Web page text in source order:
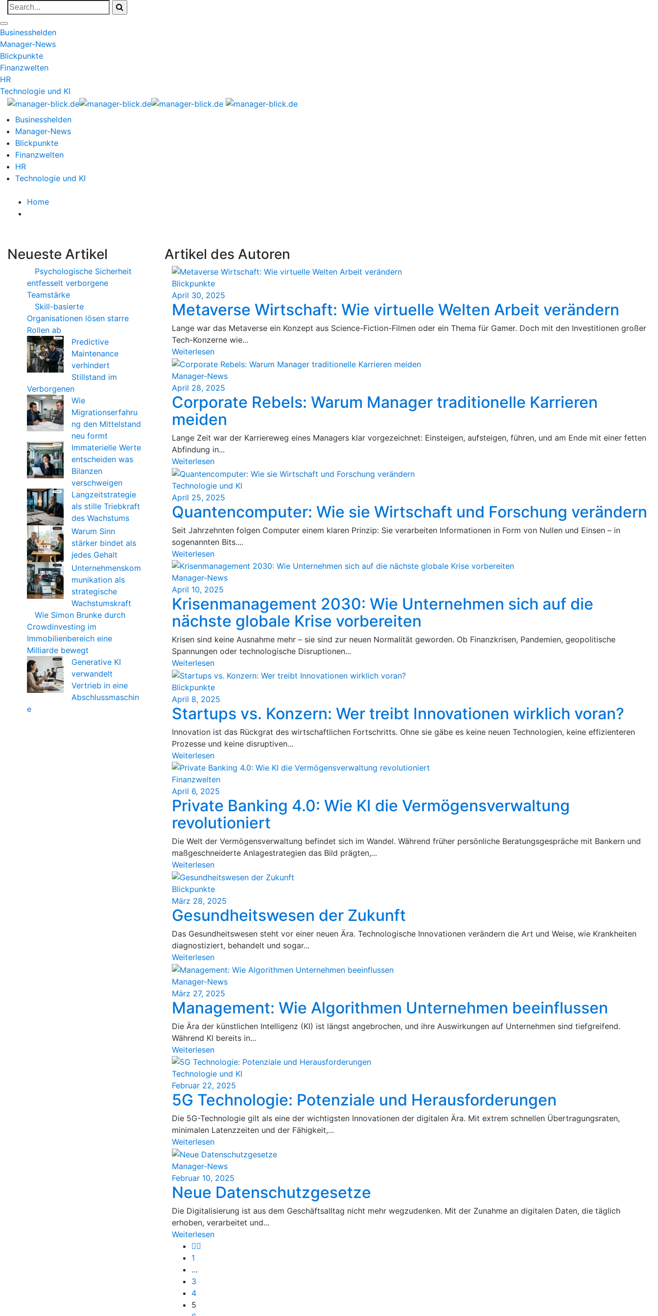
Businesshelden
Manager-News
Blickpunkte
Finanzwelten
HR
Technologie und KI
Businesshelden
Manager-News
Blickpunkte
Finanzwelten
HR
Technologie und KI
Home
Artikel des Autoren
Blickpunkte
April 30, 2025
Metaverse Wirtschaft: Wie virtuelle Welten Arbeit verändern
Lange war das Metaverse ein Konzept aus Science-Fiction-Filmen oder ein Thema für Gamer. Doch mit den Investitionen großer
Tech-Konzerne wie...
Weiterlesen
Manager-News
April 28, 2025
Corporate Rebels: Warum Manager traditionelle Karrieren
meiden
Lange Zeit war der Karriereweg eines Managers klar vorgezeichnet: Einsteigen, aufsteigen, führen, und am Ende mit einer fetten
Abfindung in...
Weiterlesen
Technologie und KI
April 25, 2025
Quantencomputer: Wie sie Wirtschaft und Forschung verändern
Seit Jahrzehnten folgen Computer einem klaren Prinzip: Sie verarbeiten Informationen in Form von Nullen und Einsen – in
sogenannten Bits....
Weiterlesen
Manager-News
April 10, 2025
Krisenmanagement 2030: Wie Unternehmen sich auf die
nächste globale Krise vorbereiten
Krisen sind keine Ausnahme mehr – sie sind zur neuen Normalität geworden. Ob Finanzkrisen, Pandemien, geopolitische
Spannungen oder technologische Disruptionen...
Weiterlesen
Blickpunkte
April 8, 2025
Startups vs. Konzern: Wer treibt Innovationen wirklich voran?
Innovation ist das Rückgrat des wirtschaftlichen Fortschritts. Ohne sie gäbe es keine neuen Technologien, keine effizienteren
Prozesse und keine disruptiven...
Weiterlesen
Finanzwelten
April 6, 2025
Private Banking 4.0: Wie KI die Vermögensverwaltung
revolutioniert
Die Welt der Vermögensverwaltung befindet sich im Wandel. Während früher persönliche Beratungsgespräche mit Bankern und
maßgeschneiderte Anlagestrategien das Bild prägten,...
Weiterlesen
Blickpunkte
März 28, 2025
Gesundheitswesen der Zukunft
Das Gesundheitswesen steht vor einer neuen Ära. Technologische Innovationen verändern die Art und Weise, wie Krankheiten
diagnostiziert, behandelt und sogar...
Weiterlesen
Manager-News
März 27, 2025
Management: Wie Algorithmen Unternehmen beeinflussen
Die Ära der künstlichen Intelligenz (KI) ist längst angebrochen, und ihre Auswirkungen auf Unternehmen sind tiefgreifend.
Während KI bereits in...
Weiterlesen
Technologie und KI
Februar 22, 2025
5G Technologie: Potenziale und Herausforderungen
Die 5G-Technologie gilt als eine der wichtigsten Innovationen der digitalen Ära. Mit extrem schnellen Übertragungsraten,
minimalen Latenzzeiten und der Fähigkeit,...
Weiterlesen
Manager-News
Februar 10, 2025
Neue Datenschutzgesetze
Die Digitalisierung ist aus dem Geschäftsalltag nicht mehr wegzudenken. Mit der Zunahme an digitalen Daten, die täglich
erhoben, verarbeitet und...
Weiterlesen
1
…
3
4
5
Neueste Artikel
Psychologische Sicherheit
entfesselt verborgene
Teamstärke
Skill-basierte
Organisationen lösen starre
Rollen ab
Predictive
Maintenance
verhindert
Stillstand im
Verborgenen
Wie
Migrationserfahru
ng den Mittelstand
neu formt
Immaterielle Werte
entscheiden was
Bilanzen
verschweigen
Langzeitstrategie
als stille Triebkraft
des Wachstums
Warum Sinn
stärker bindet als
jedes Gehalt
Unternehmenskom
munikation als
strategische
Wachstumskraft
Wie Simon Brunke durch
Crowdinvesting im
Immobilienbereich eine
Milliarde bewegt
Generative KI
verwandelt
Vertrieb in eine
Abschlussmaschin
e